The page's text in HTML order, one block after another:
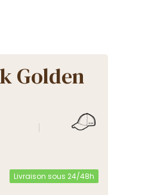
Golden
Livraison sous 24/48h